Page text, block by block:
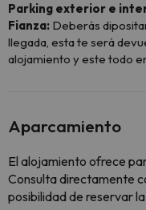
Parking exterior e
Fianza: Deberás
llegada, esta te será
alojamiento y este todo
Aparcamiento
El alojamiento ofrece
Consulta directamente
posibilidad de reservar